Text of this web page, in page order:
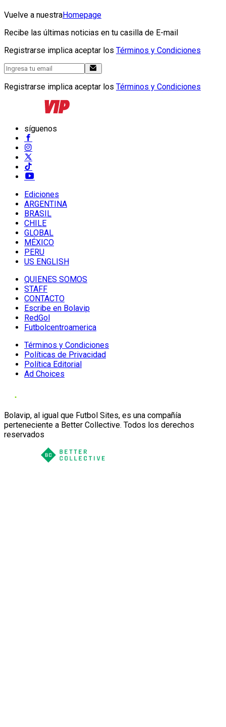
Vuelve a nuestraHomepage
Recibe las últimas noticias en tu casilla de E-mail
Registrarse implica aceptar los Términos y Condiciones
Registrarse implica aceptar los Términos y Condiciones
síguenos
Ediciones
ARGENTINA
BRASIL
CHILE
GLOBAL
MÉXICO
PERU
US ENGLISH
QUIENES SOMOS
STAFF
CONTACTO
Escribe en Bolavip
RedGol
Futbolcentroamerica
Términos y Condiciones
Políticas de Privacidad
Política Editorial
Ad Choices
Bolavip, al igual que Futbol Sites, es una compañía
perteneciente a Better Collective. Todos los derechos
reservados